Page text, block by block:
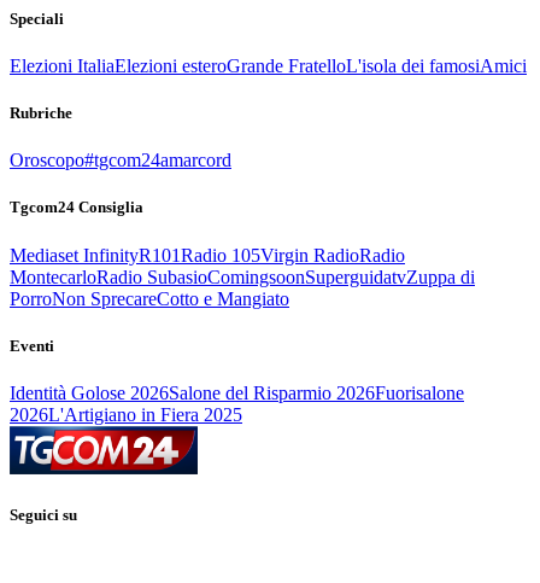
Speciali
Elezioni ItaliaElezioni esteroGrande FratelloL'isola dei famosiAmici
Rubriche
Oroscopo#tgcom24amarcord
Tgcom24 Consiglia
Mediaset InfinityR101Radio 105Virgin RadioRadio
MontecarloRadio SubasioComingsoonSuperguidatvZuppa di
PorroNon SprecareCotto e Mangiato
Eventi
Identità Golose 2026Salone del Risparmio 2026Fuorisalone
2026L'Artigiano in Fiera 2025
Seguici su